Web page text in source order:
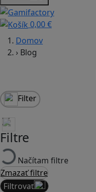
0,00 €
Domov
› Blog
Filter
Filtre
Načítam filtre
Zmazať filtre
Filtrovať